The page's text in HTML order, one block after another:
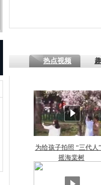
热点视频
为给孩子拍照 “三代人
摇海棠树